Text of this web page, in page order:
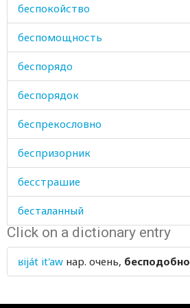
беспокойство
беспомощность
беспорядо
беспорядок
беспрекословно
беспризорник
бесстрашие
бесталанный
бестолковый
бешмет
Click on a dictionary entry
ʁiját it'aw нар. очень, бесподобно